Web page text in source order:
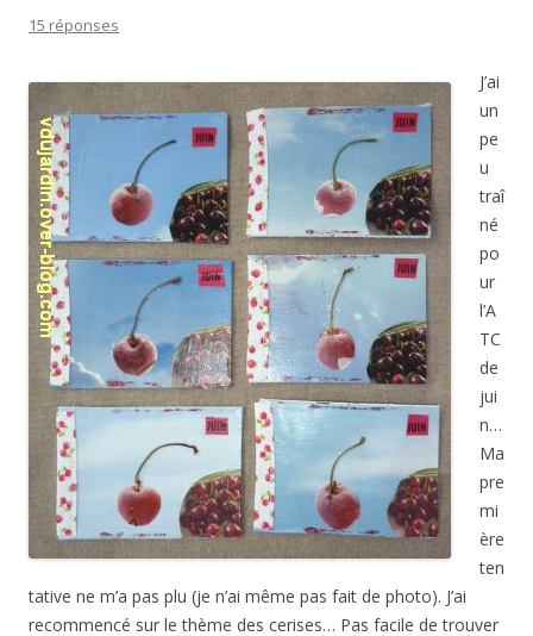
15 réponses
J’ai
un
pe
u
traî
né
po
ur
l’A
TC
de
jui
n…
Ma
pre
mi
ère
ten
tative ne m’a pas plu (je n’ai même pas fait de photo). J’ai
recommencé sur le thème des cerises… Pas facile de trouver